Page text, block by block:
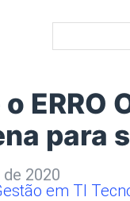
ERRO
para
de 2020
em TI